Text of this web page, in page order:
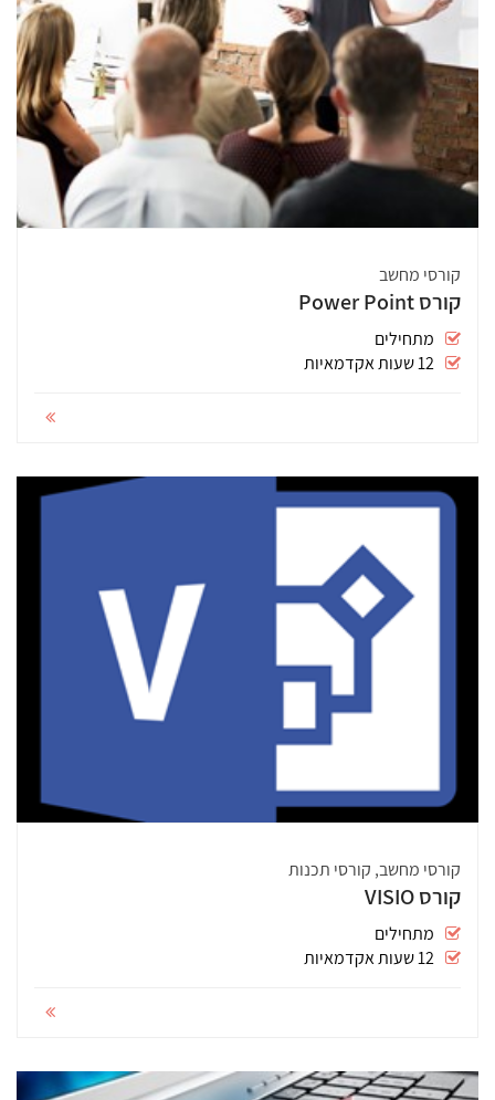
קורסי מחשב
קורס Power Point
מתחילים
12 שעות אקדמאיות
קורסי מחשב, קורסי תכנות
קורס VISIO
מתחילים
12 שעות אקדמאיות